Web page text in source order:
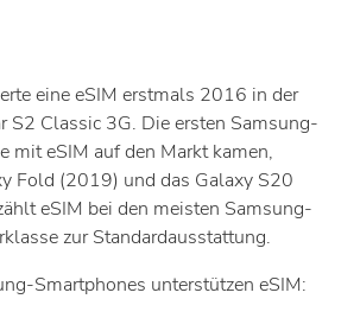
eine eSIM erstmals 2016 in der
S2 Classic 3G. Die ersten Samsung-
mit eSIM auf den Markt kamen,
Fold (2019) und das Galaxy S20
eSIM bei den meisten Samsung-
zur Standardausstattung.
Smartphones unterstützen eSIM: